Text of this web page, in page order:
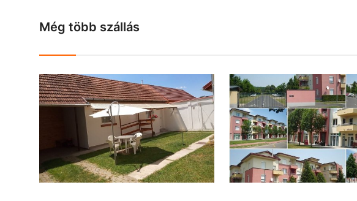
Még több szállás